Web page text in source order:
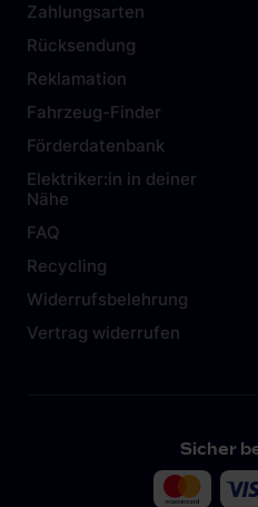
Zahlungsarten
Rücksendung
Reklamation
Fahrzeug-Finder
Förderdatenbank
Elektriker:in in deiner
Nähe
FAQ
Recycling
Widerrufsbelehrung
Vertrag widerrufen
Sicher